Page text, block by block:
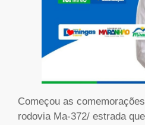
Começou as
rodovia Ma-372/ estrada